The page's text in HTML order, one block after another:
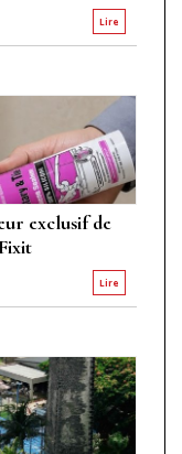
Lire
exclusif de
Lire